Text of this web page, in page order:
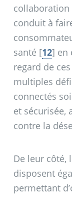
collaboration
conduit à
santé [12] en
regard de
multiples
connectés
et sécurisée,
contre la
De leur côté,
disposent
permettant